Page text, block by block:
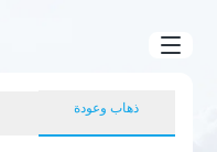
ذهاب وعودة